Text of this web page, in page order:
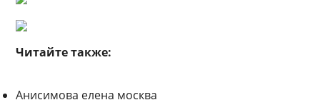
Читайте также:
Анисимова елена москва